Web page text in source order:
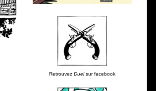
Retrouvez Duelsur facebook